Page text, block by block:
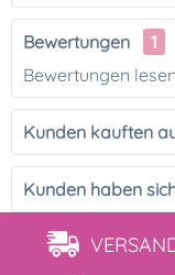
Bewertungen
1
Bewertungen
Kunden kauften
Kunden haben